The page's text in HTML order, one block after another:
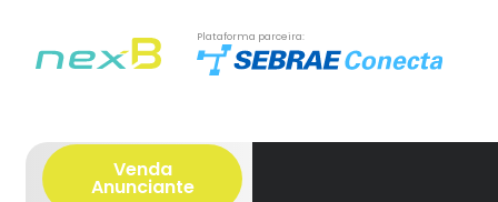
Plataforma parceira:
Venda
Anunciante